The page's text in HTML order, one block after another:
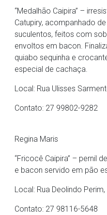
“Medalhão Caipira” –
Catupiry, acompanhado
suculentos, feitos com
envoltos em bacon.
quiabo sequinha e
especial de cachaça.
Local: Rua Ulisses
Contato: 27 99802-9282
Regina Maris
“Fricocê Caipira” – pernil
e bacon servido em pão
Local: Rua Deolindo
Contato: 27 98116-5648